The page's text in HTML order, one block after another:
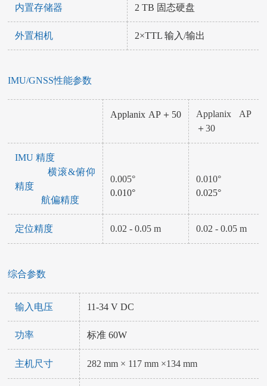
内置存储器 2 TB 固态硬盘
外置相机 2×TTL 输入/输出
IMU/GNSS性能参数
Applanix AP＋50
Applanix AP
＋30
IMU 精度
横滚&俯仰
精度
航偏精度
0.005°
0.010°
0.010°
0.025°
定位精度 0.02 - 0.05 m 0.02 - 0.05 m
综合参数
输入电压 11-34 V DC
功率 标准 60W
主机尺寸 282 mm × 117 mm ×134 mm